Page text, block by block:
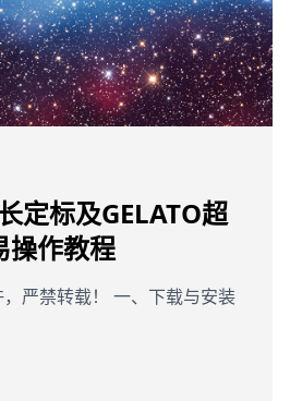
定标及GELATO超
操作教程
严禁转载！ 一、下载与安装